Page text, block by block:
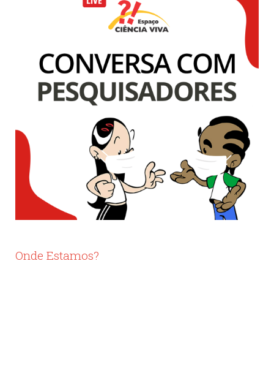
Onde Estamos?